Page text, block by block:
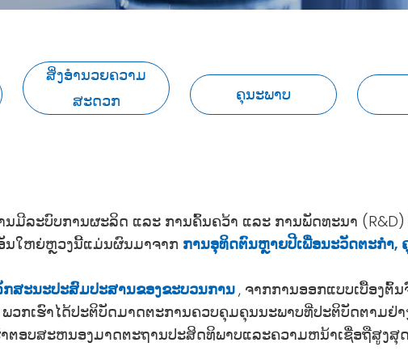
ສິ່ງອໍານວຍຄວາມ
ສະດວກ
ຄຸນະພາບ
ມີລະບົບການຜະລິດ ແລະ ການຄົ້ນຄວ້າ ແລະ ການພັດທະນາ
ອັນໃຫຍ່ຫຼວງນີ້ແມ່ນຜົນມາຈາກ ການອຸທິດຕົນຫຼາຍປີເພື່ອນະວັດຕະກໍາ,
ສະນະປະສົມປະສານຂອງຂະບວນການ, ຈາກການອອກແບບເບື້ອງຕົ້
ວກເຮົາໄດ້ປະຕິບັດມາດຕະການຄວບຄຸມຄຸນນະພາບທີ່ປະຕິບັດຕາມຢ່
ຕອບສະຫນອງມາດຕະຖານປະສິດທິພາບແລະຄວາມຫນ້າເຊື່ອຖືສູງສຸ